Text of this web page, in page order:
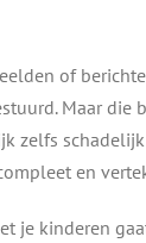
of
Maar die
zelfs
en
je kinderen